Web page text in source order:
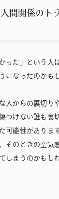
間関係のト
った」という人
になったのかも
人からの裏切り
つけない誰も裏
可能性がありま
そのときの空気
しまうのかもし